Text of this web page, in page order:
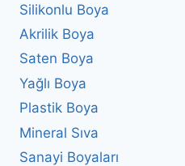
Silikonlu Boya
Akrilik Boya
Saten Boya
Yağlı Boya
Plastik Boya
Mineral Sıva
Sanayi Boyaları